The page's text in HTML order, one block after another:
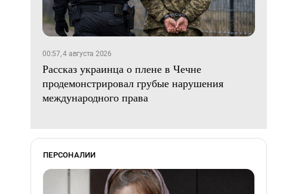
00:57, 4 августа 2026
Рассказ украинца о плене в Чечне
продемонстрировал грубые нарушения
международного права
ПЕРСОНАЛИИ